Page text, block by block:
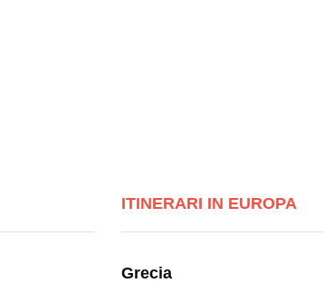
ITINERARI IN EUROPA
Grecia